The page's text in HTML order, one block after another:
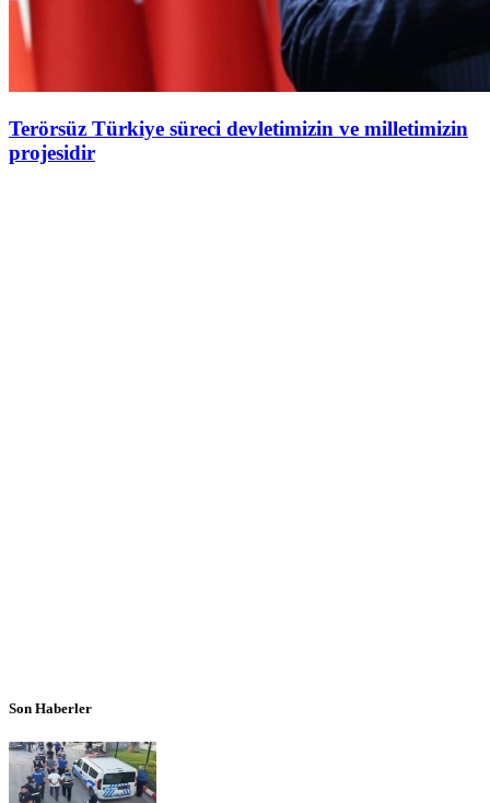
Terörsüz Türkiye süreci devletimizin ve milletimizin
projesidir
Son Haberler